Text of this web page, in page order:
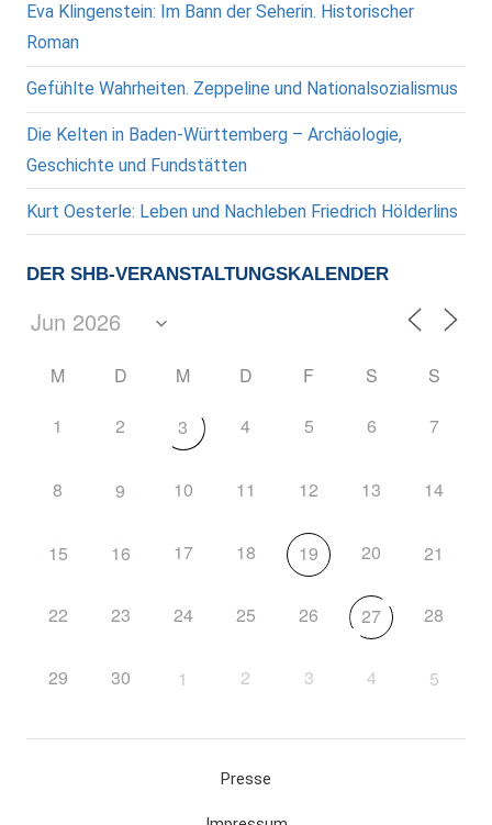
Eva Klingenstein: Im Bann der Seherin. Historischer
Roman
Gefühlte Wahrheiten. Zeppeline und Nationalsozialismus
Die Kelten in Baden-Württemberg – Archäologie,
Geschichte und Fundstätten
Kurt Oesterle: Leben und Nachleben Friedrich Hölderlins
DER SHB-VERANSTALTUNGSKALENDER
M D M D F S S
1 2 3 4 5 6 7
8 9 10 11 12 13 14
15 16 17 18 19 20 21
22 23 24 25 26 27 28
29 30 1 2 3 4 5
Presse